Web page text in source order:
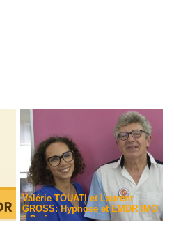
Valérie TOUATI et Laurent
GROSS: Hypnose et EMDR IMO
à Paris